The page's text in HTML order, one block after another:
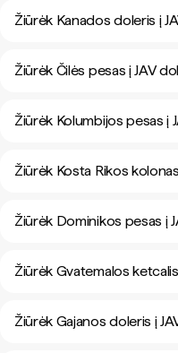
Žiūrėk Kanados doleris į
Žiūrėk Čilės pesas į JAV
Žiūrėk Kolumbijos pesas į
Žiūrėk Kosta Rikos
Žiūrėk Dominikos pesas į
Žiūrėk Gvatemalos
Žiūrėk Gajanos doleris į